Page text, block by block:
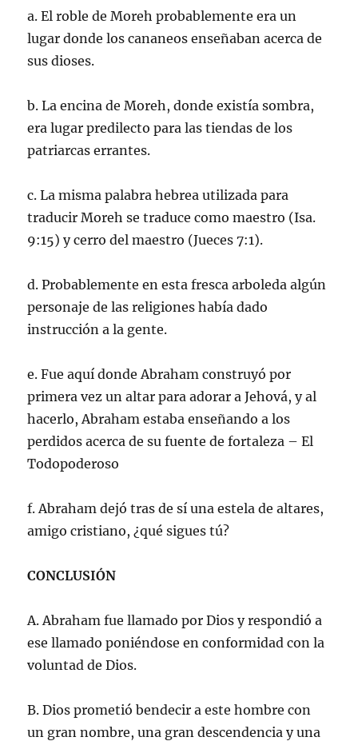
a. El roble de Moreh probablemente era un
lugar donde los cananeos enseñaban acerca de
sus dioses.
b. La encina de Moreh, donde existía sombra,
era lugar predilecto para las tiendas de los
patriarcas errantes.
c. La misma palabra hebrea utilizada para
traducir Moreh se traduce como maestro (Isa.
9:15) y cerro del maestro (Jueces 7:1).
d. Probablemente en esta fresca arboleda algún
personaje de las religiones había dado
instrucción a la gente.
e. Fue aquí donde Abraham construyó por
primera vez un altar para adorar a Jehová, y al
hacerlo, Abraham estaba enseñando a los
perdidos acerca de su fuente de fortaleza – El
Todopoderoso
f. Abraham dejó tras de sí una estela de altares,
amigo cristiano, ¿qué sigues tú?
CONCLUSIÓN
A. Abraham fue llamado por Dios y respondió a
ese llamado poniéndose en conformidad con la
voluntad de Dios.
B. Dios prometió bendecir a este hombre con
un gran nombre, una gran descendencia y una